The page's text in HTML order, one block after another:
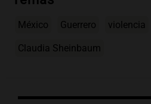
México Guerrero violencia
Claudia Sheinbaum